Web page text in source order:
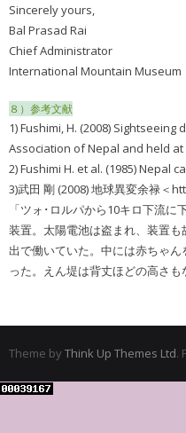
Sincerely yours,
Bal Prasad Rai
Chief Administrator
International Mountain Museum
８）参考文献
1) Fushimi, H. (2008)
Association of Nepal and held
2) Fushimi H. et al. (1985)
3)武田 剛 (2008) 地球異変余禄
「ツォ･ロルパから10キロ下流
装置。太陽電池は盗まれ、装置
出で働いていた。中には赤ちゃ
った。えん堤は背丈ほどの高さ
Theme by Think Up Themes Ltd.